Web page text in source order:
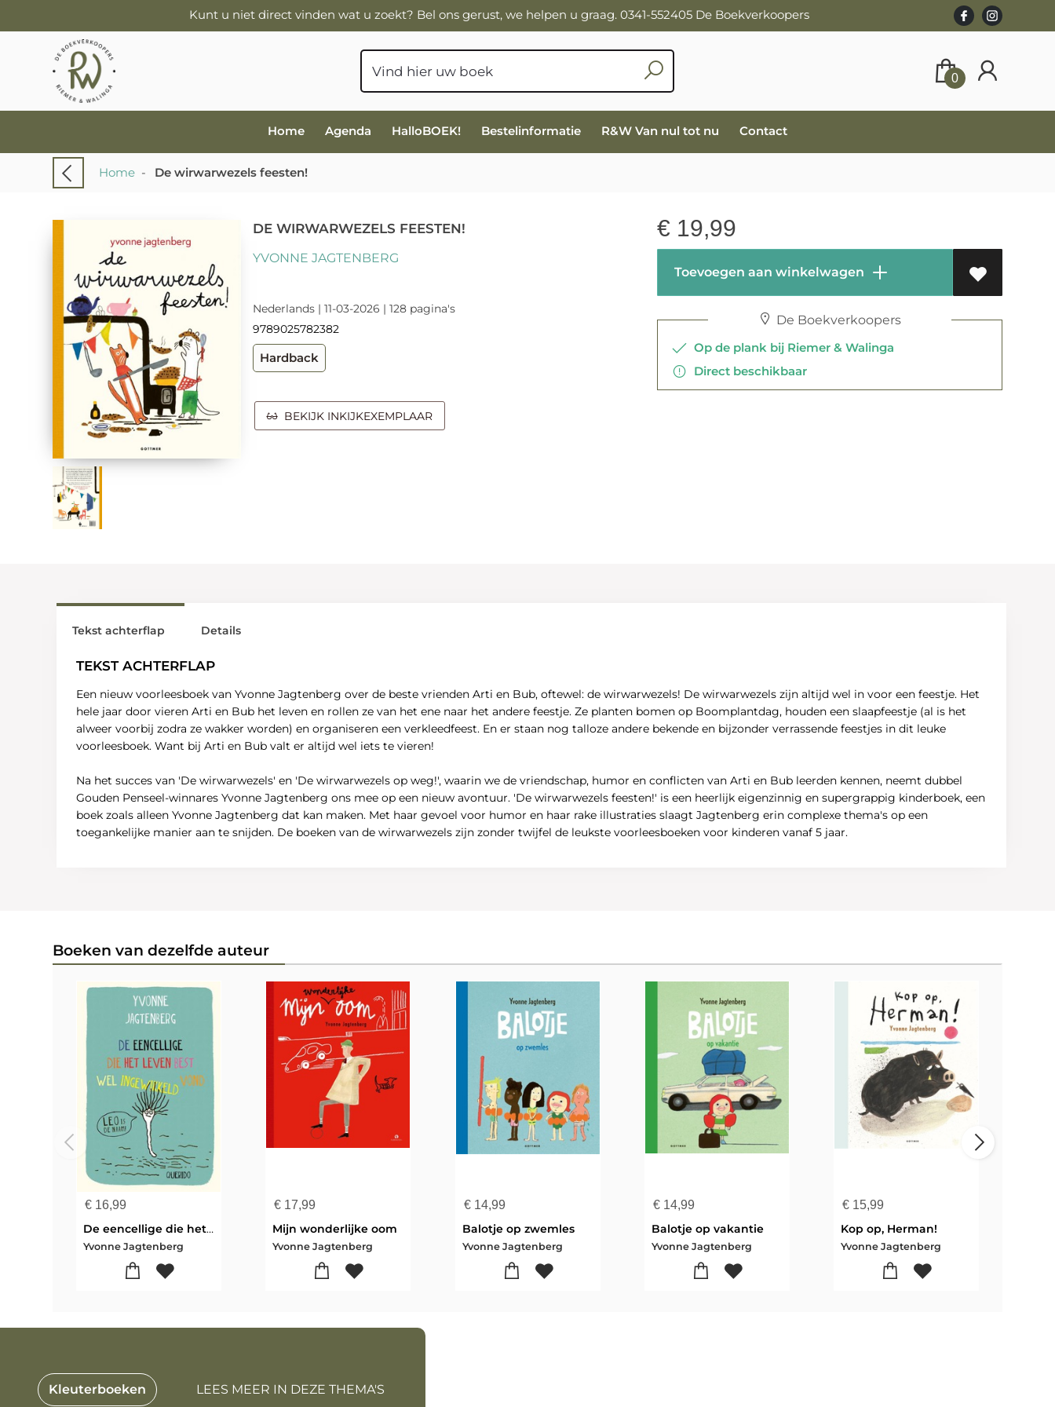
Kunt u niet direct vinden wat u zoekt? Bel ons gerust, we helpen u graag. 0341-552405 De Boekverkoopers
0
Home Agenda HalloBOEK! Bestelinformatie R&W Van nul tot nu Contact
Home - De wirwarwezels feesten!
DE WIRWARWEZELS FEESTEN!
YVONNE JAGTENBERG
Nederlands | 11-03-2026 | 128 pagina's
9789025782382
Hardback
BEKIJK INKIJKEXEMPLAAR
€ 19,99
Toevoegen aan winkelwagen
De Boekverkoopers
Op de plank bij Riemer & Walinga
Direct beschikbaar
Tekst achterflap
TEKST ACHTERFLAP
Een nieuw voorleesboek van Yvonne Jagtenberg over de beste vrienden Arti en Bub, oftewel: de wirwarwezels! De wirwarwezels zijn altijd wel in voor een feestje. Het
hele jaar door vieren Arti en Bub het leven en rollen ze van het ene naar het andere feestje. Ze planten bomen op Boomplantdag, houden een slaapfeestje (al is het
alweer voorbij zodra ze wakker worden) en organiseren een verkleedfeest. En er staan nog talloze andere bekende en bijzonder verrassende feestjes in dit leuke
voorleesboek. Want bij Arti en Bub valt er altijd wel iets te vieren!
Na het succes van 'De wirwarwezels' en 'De wirwarwezels op weg!', waarin we de vriendschap, humor en conflicten van Arti en Bub leerden kennen, neemt dubbel
Gouden Penseel-winnares Yvonne Jagtenberg ons mee op een nieuw avontuur. 'De wirwarwezels feesten!' is een heerlijk eigenzinnig en supergrappig kinderboek, een
boek zoals alleen Yvonne Jagtenberg dat kan maken. Met haar gevoel voor humor en haar rake illustraties slaagt Jagtenberg erin complexe thema's op een
toegankelijke manier aan te snijden. De boeken van de wirwarwezels zijn zonder twijfel de leukste voorleesboeken voor kinderen vanaf 5 jaar.
Details
Boeken van dezelfde auteur
€ 16,99
De eencellige die het leven best wel ingewikkeld vond
Yvonne Jagtenberg
€ 17,99
Mijn wonderlijke oom
Yvonne Jagtenberg
€14,99
Balotje op zwemles
Yvonne Jagtenberg
€14,99
Balotje op vakantie
Yvonne Jagtenberg
€ 15,99
Kop op, Herman!
Yvonne Jagtenberg
Kleuterboeken LEES MEER IN DEZE THEMA'S